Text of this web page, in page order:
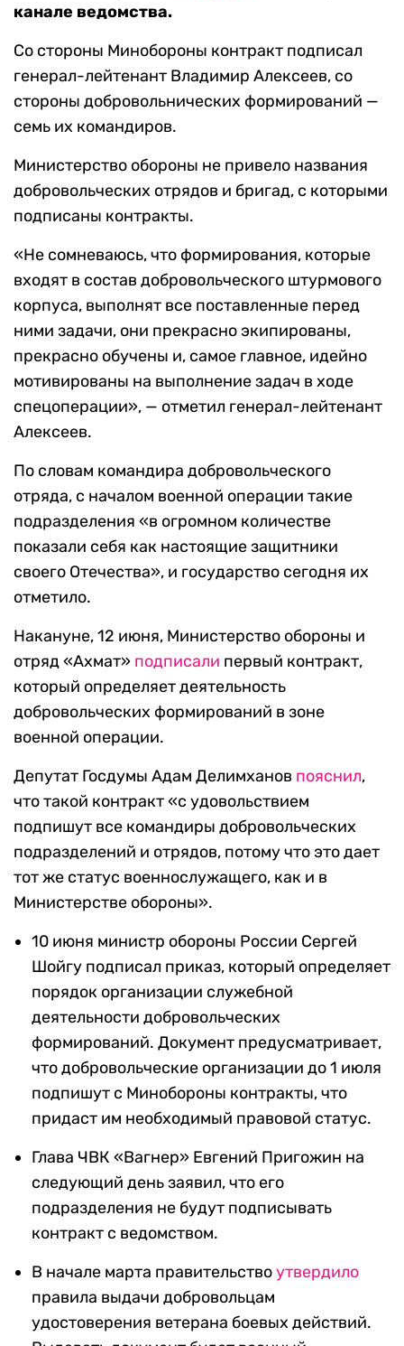
канале ведомства.
Со стороны Минобороны контракт подписал
генерал-лейтенант Владимир Алексеев, со
стороны добровольнических формирований —
семь их командиров.
Министерство обороны не привело названия
добровольческих отрядов и бригад, с которыми
подписаны контракты.
«Не сомневаюсь, что формирования, которые
входят в состав добровольческого штурмового
корпуса, выполнят все поставленные перед
ними задачи, они прекрасно экипированы,
прекрасно обучены и, самое главное, идейно
мотивированы на выполнение задач в ходе
спецоперации», — отметил генерал-лейтенант
Алексеев.
По словам командира добровольческого
отряда, с началом военной операции такие
подразделения «в огромном количестве
показали себя как настоящие защитники
своего Отечества», и государство сегодня их
отметило.
Накануне, 12 июня, Министерство обороны и
отряд «Ахмат» подписали первый контракт,
который определяет деятельность
добровольческих формирований в зоне
военной операции.
Депутат Госдумы Адам Делимханов пояснил,
что такой контракт «с удовольствием
подпишут все командиры добровольческих
подразделений и отрядов, потому что это дает
тот же статус военнослужащего, как и в
Министерстве обороны».
10 июня министр обороны России Сергей
Шойгу подписал приказ, который определяет
порядок организации служебной
деятельности добровольческих
формирований. Документ предусматривает,
что добровольческие организации до 1 июля
подпишут с Минобороны контракты, что
придаст им необходимый правовой статус.
Глава ЧВК «Вагнер» Евгений Пригожин на
следующий день заявил, что его
подразделения не будут подписывать
контракт с ведомством.
В начале марта правительствоутвердило
правила выдачи добровольцам
удостоверения ветерана боевых действий.